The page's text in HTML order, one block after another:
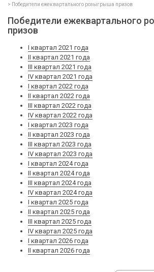
Победители ежеквартального розыгрыша призов
Победители ежеквартального
призов
I квартал 2021 года
II квартал 2021 года
III квартал 2021 года
IV квартал 2021 года
I квартал 2022 года
II квартал 2022 года
III квартал 2022 года
IV квартал 2022 года
I квартал 2023 года
II квартал 2023 года
III квартал 2023 года
IV квартал 2023 года
I квартал 2024 года
II квартал 2024 года
III квартал 2024 года
IV квартал 2024 года
I квартал 2025 года
II квартал 2025 года
III квартал 2025 года
IV квартал 2025 года
I квартал 2026 года
II квартал 2026 года